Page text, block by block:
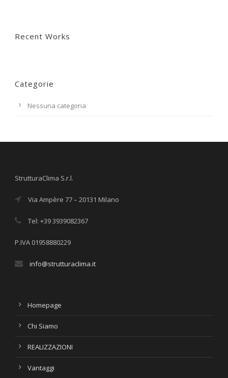
Recent Works
Categorie
Nessuna categoria
StrutturaClima S.r.l.
Via Ampère 77 – 20131 Milano
Tel: +39 3939082367
P.IVA 01958880229
info@strutturaclima.it
Homepage
Chi Siamo
REALIZZAZIONI
Vantaggi